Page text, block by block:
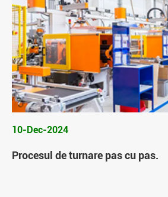
10-Dec-2024
Procesul de turnare pas cu pas.